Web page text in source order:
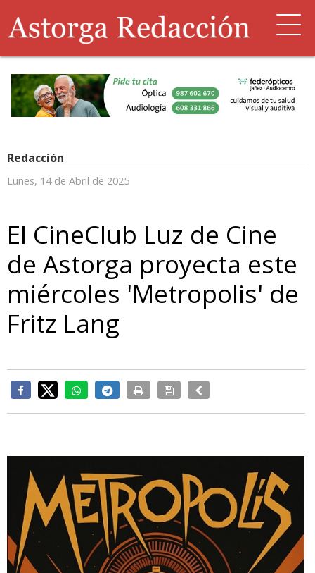
Redacción
Lunes, 14 de Abril de 2025
El CineClub Luz de Cine
de Astorga proyecta este
miércoles 'Metropolis' de
Fritz Lang